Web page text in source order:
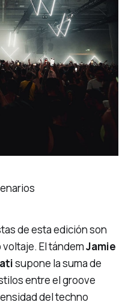
de esta edición son
El tándemJamie
supone la suma de
entre el groove
del techno